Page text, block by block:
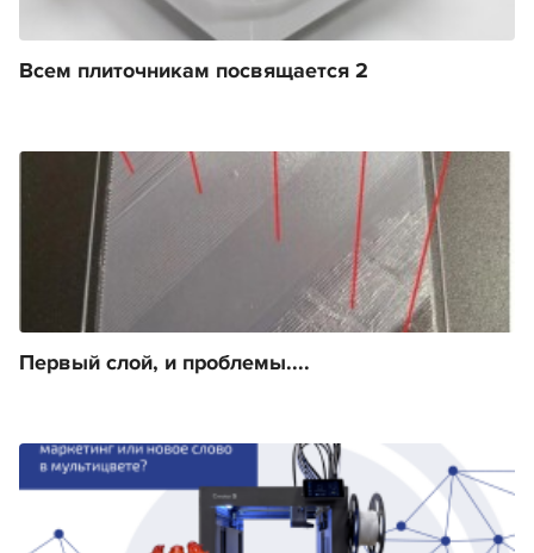
Всем плиточникам посвящается 2
Первый слой, и проблемы....